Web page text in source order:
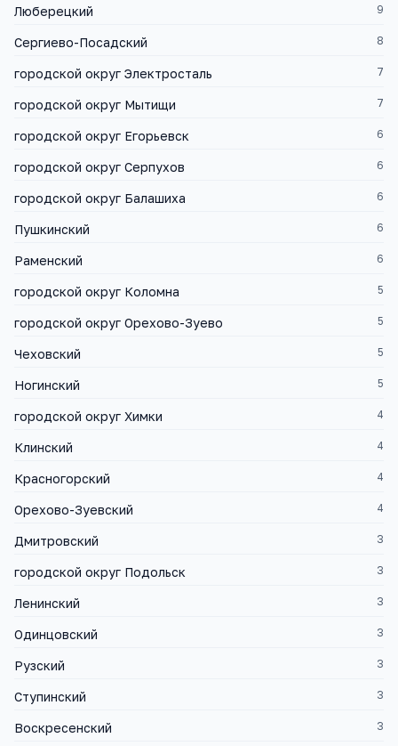
Люберецкий 9
Сергиево-Посадский 8
городской округ Электросталь 7
городской округ Мытищи 7
городской округ Егорьевск 6
городской округ Серпухов 6
городской округ Балашиха 6
Пушкинский 6
Раменский 6
городской округ Коломна 5
городской округ Орехово-Зуево 5
Чеховский 5
Ногинский 5
городской округ Химки 4
Клинский 4
Красногорский 4
Орехово-Зуевский 4
Дмитровский 3
городской округ Подольск 3
Ленинский 3
Одинцовский 3
Рузский 3
Ступинский 3
Воскресенский 3